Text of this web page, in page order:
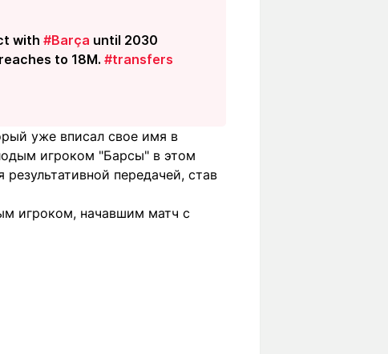
with #Barça until 2030
to 18M. #transfers
уже вписал свое имя в
игроком "Барсы" в этом
передачей, став
игроком, начавшим матч с